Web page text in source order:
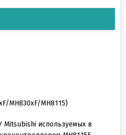
MH830xF/MH8115)
используемых в